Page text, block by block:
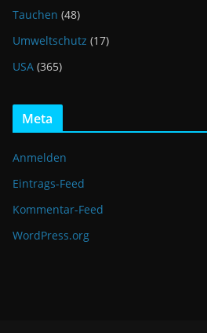
Tauchen (48)
Umweltschutz (17)
USA (365)
Meta
Anmelden
Eintrags-Feed
Kommentar-Feed
WordPress.org